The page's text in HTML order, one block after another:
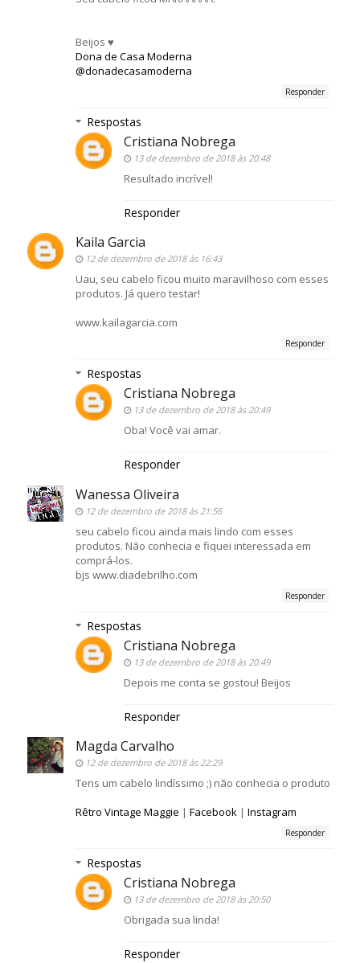
Beijos ♥
Dona de Casa Moderna
@donadecasamoderna
Responder
Respostas
Cristiana Nobrega
13 de dezembro de 2018 às 20:48
Resultado incrível!
Responder
Kaila Garcia
12 de dezembro de 2018 às 16:43
Uau, seu cabelo ficou muito maravilhoso com esses
produtos. Já quero testar!
www.kailagarcia.com
Responder
Respostas
Cristiana Nobrega
13 de dezembro de 2018 às 20:49
Oba! Você vai amar.
Responder
Wanessa Oliveira
12 de dezembro de 2018 às 21:56
seu cabelo ficou ainda mais lindo com esses
produtos. Não conhecia e fiquei interessada em
comprá-los.
bjs www.diadebrilho.com
Responder
Respostas
Cristiana Nobrega
13 de dezembro de 2018 às 20:49
Depois me conta se gostou! Beijos
Responder
Magda Carvalho
12 de dezembro de 2018 às 22:29
Tens um cabelo lindíssimo ;) não conhecia o produto
Rêtro Vintage Maggie | Facebook| Instagram
Responder
Respostas
Cristiana Nobrega
13 de dezembro de 2018 às 20:50
Obrigada sua linda!
Responder